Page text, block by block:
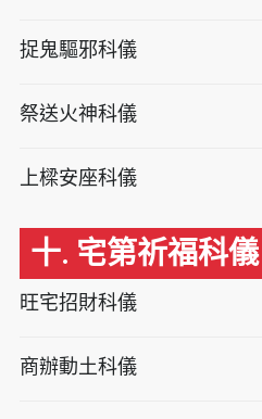
捉鬼驅邪科儀
祭送火神科儀
上樑安座科儀
十. 宅第祈福科儀
旺宅招財科儀
商辦動土科儀